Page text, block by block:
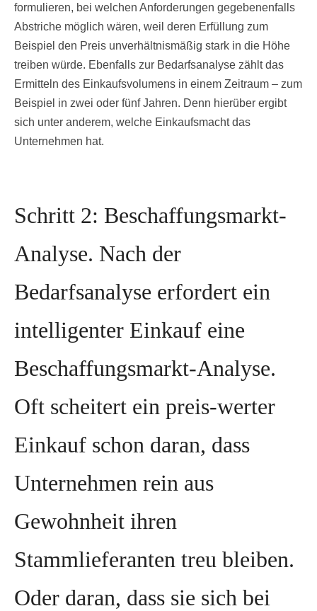
formulieren, bei welchen Anforderungen gegebenenfalls
Abstriche möglich wären, weil deren Erfüllung zum
Beispiel den Preis unverhältnismäßig stark in die Höhe
treiben würde. Ebenfalls zur Bedarfsanalyse zählt das
Ermitteln des Einkaufsvolumens in einem Zeitraum – zum
Beispiel in zwei oder fünf Jahren. Denn hierüber ergibt
sich unter anderem, welche Einkaufsmacht das
Unternehmen hat.
Schritt 2: Beschaffungsmarkt-
Analyse. Nach der
Bedarfsanalyse erfordert ein
intelligenter Einkauf eine
Beschaffungsmarkt-Analyse.
Oft scheitert ein preis-werter
Einkauf schon daran, dass
Unternehmen rein aus
Gewohnheit ihren
Stammlieferanten treu bleiben.
Oder daran, dass sie sich bei